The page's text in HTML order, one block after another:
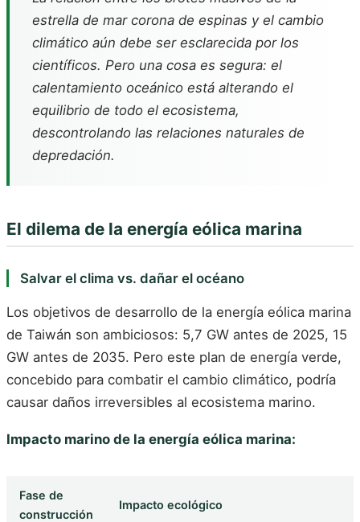
estrella de mar corona de espinas y el cambio
climático aún debe ser esclarecida por los
científicos. Pero una cosa es segura: el
calentamiento oceánico está alterando el
equilibrio de todo el ecosistema,
descontrolando las relaciones naturales de
depredación.
El dilema de la energía eólica marina
Salvar el clima vs. dañar el océano
Los objetivos de desarrollo de la energía eólica marina
de Taiwán son ambiciosos: 5,7 GW antes de 2025, 15
GW antes de 2035. Pero este plan de energía verde,
concebido para combatir el cambio climático, podría
causar daños irreversibles al ecosistema marino.
Impacto marino de la energía eólica marina:
Fase de
construcción
Impacto ecológico